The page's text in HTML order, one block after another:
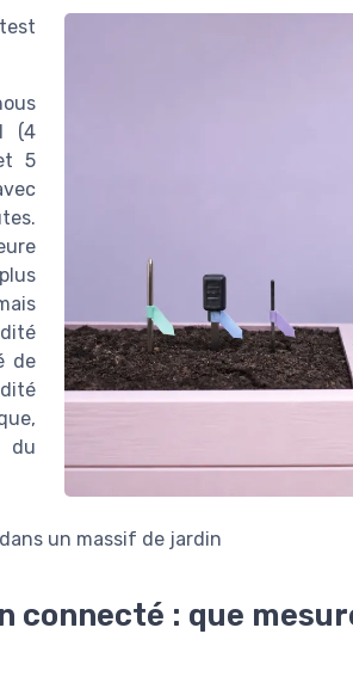
(4
5
de
du
connecté : que